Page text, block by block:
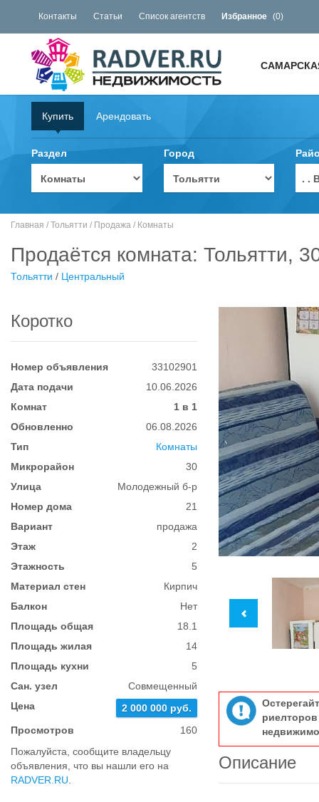
Контакты Статьи Список агентств Избранное (0)
Купить Арендовать
Раздел Город
. .
Главная / Тольятти / Продажа / Комнаты
Продаётся комната: Тольятти,
Тольятти / Центральный
Коротко
Номер объявления
33102901
Дата подачи
10.06.2026
Комнат
1 в 1
Обновленно
06.08.2026
Тип
Комнаты
Микрорайон
30
Улица
Молодежный б-р
Номер дома
21
Вариант
продажа
Этаж
2
Этажность
5
Материал стен
Кирпич
Балкон
Нет
Площадь общая
18.1
Площадь жилая
14
Площадь кухни
5
Сан. узел
Совмещенный
Цена
2 000 000 руб.
Просмотров
160
Пожалуйста, сообщите владельцу
объявления, что вы нашли его на
RADVER.RU
Описание